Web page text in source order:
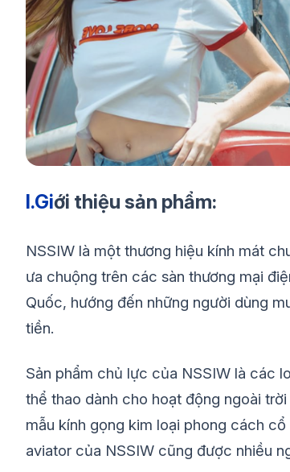
I.Giới thiệu sản phẩm:
NSSIW là một thương hiệu kính mát
ưa chuộng trên các sàn thương mại
Quốc, hướng đến những người dùng
tiền.
Sản phẩm chủ lực của NSSIW là các
thể thao dành cho hoạt động ngoài
mẫu kính gọng kim loại phong cách
aviator của NSSIW cũng được nhiều